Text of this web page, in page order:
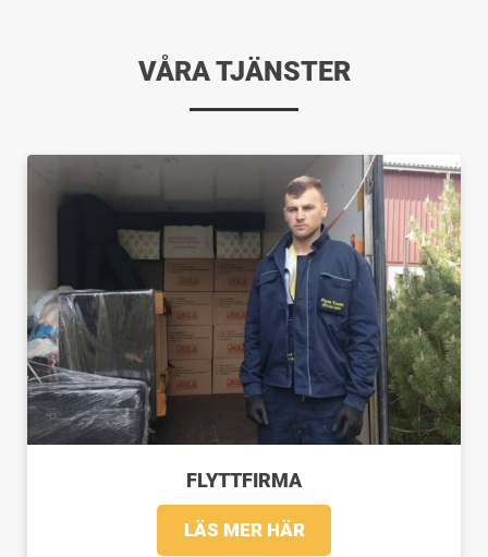
VÅRA TJÄNSTER
FLYTTFIRMA
LÄS MER HÄR